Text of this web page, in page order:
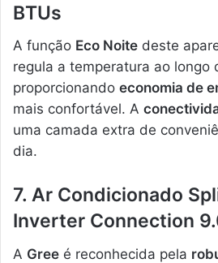
BTUs
A função Eco Noite deste
regula a temperatura ao longo
proporcionando economia de
mais confortável. A
uma camada extra de
dia.
7. Ar Condicionado
Inverter Connection
A Gree é reconhecida pela